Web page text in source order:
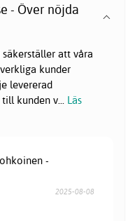
- Över nöjda
att våra
kunder
levererad
kunden v
Läs
-
2025-08-08